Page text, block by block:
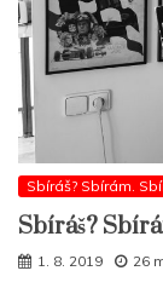
Sbíráš? Sbírám.
Sbíráš?
1. 8. 2019 26